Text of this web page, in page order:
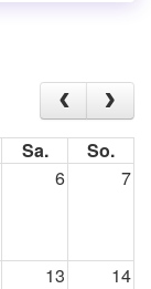
Sa.
So.
6 7
13 14